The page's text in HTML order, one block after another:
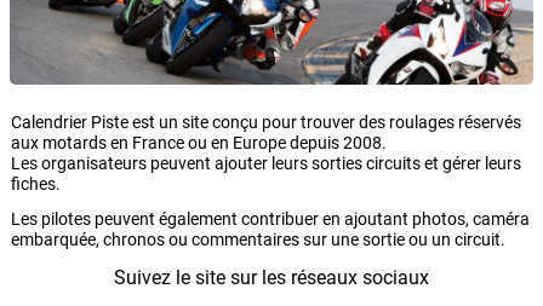
Calendrier Piste est un site conçu pour trouver des roulages réservés
aux motards en France ou en Europe depuis 2008.
Les organisateurs peuvent ajouter leurs sorties circuits et gérer leurs
fiches.
Les pilotes peuvent également contribuer en ajoutant photos, caméra
embarquée, chronos ou commentaires sur une sortie ou un circuit.
Suivez le site sur les réseaux sociaux